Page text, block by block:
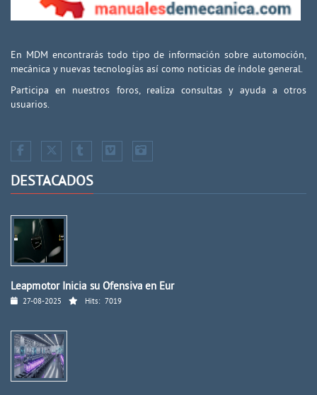
En MDM encontrarás todo tipo de información sobre automoción,
mecánica y nuevas tecnologías así como noticias de índole general.
Participa en nuestros foros, realiza consultas y ayuda a otros
usuarios.
DESTACADOS
Leapmotor Inicia su Ofensiva en Eur
27-08-2025 Hits: 7019